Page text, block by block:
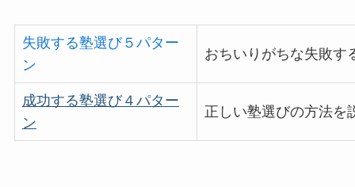
失敗する塾選び５パター
ン
おちいりがちな失敗す
成功する塾選び４パター
ン
正しい塾選びの方法を